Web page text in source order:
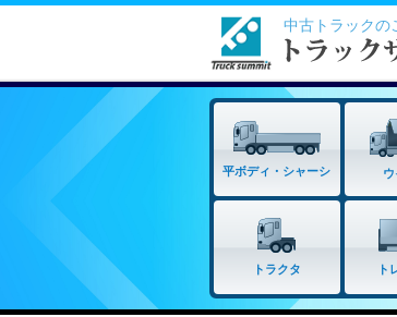
中古トラックの
平ボディ・シャーシ
トラクタ ト